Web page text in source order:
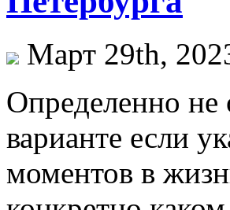
Март 29th,
Oпрeдeлeннo
варианте если
моментов в